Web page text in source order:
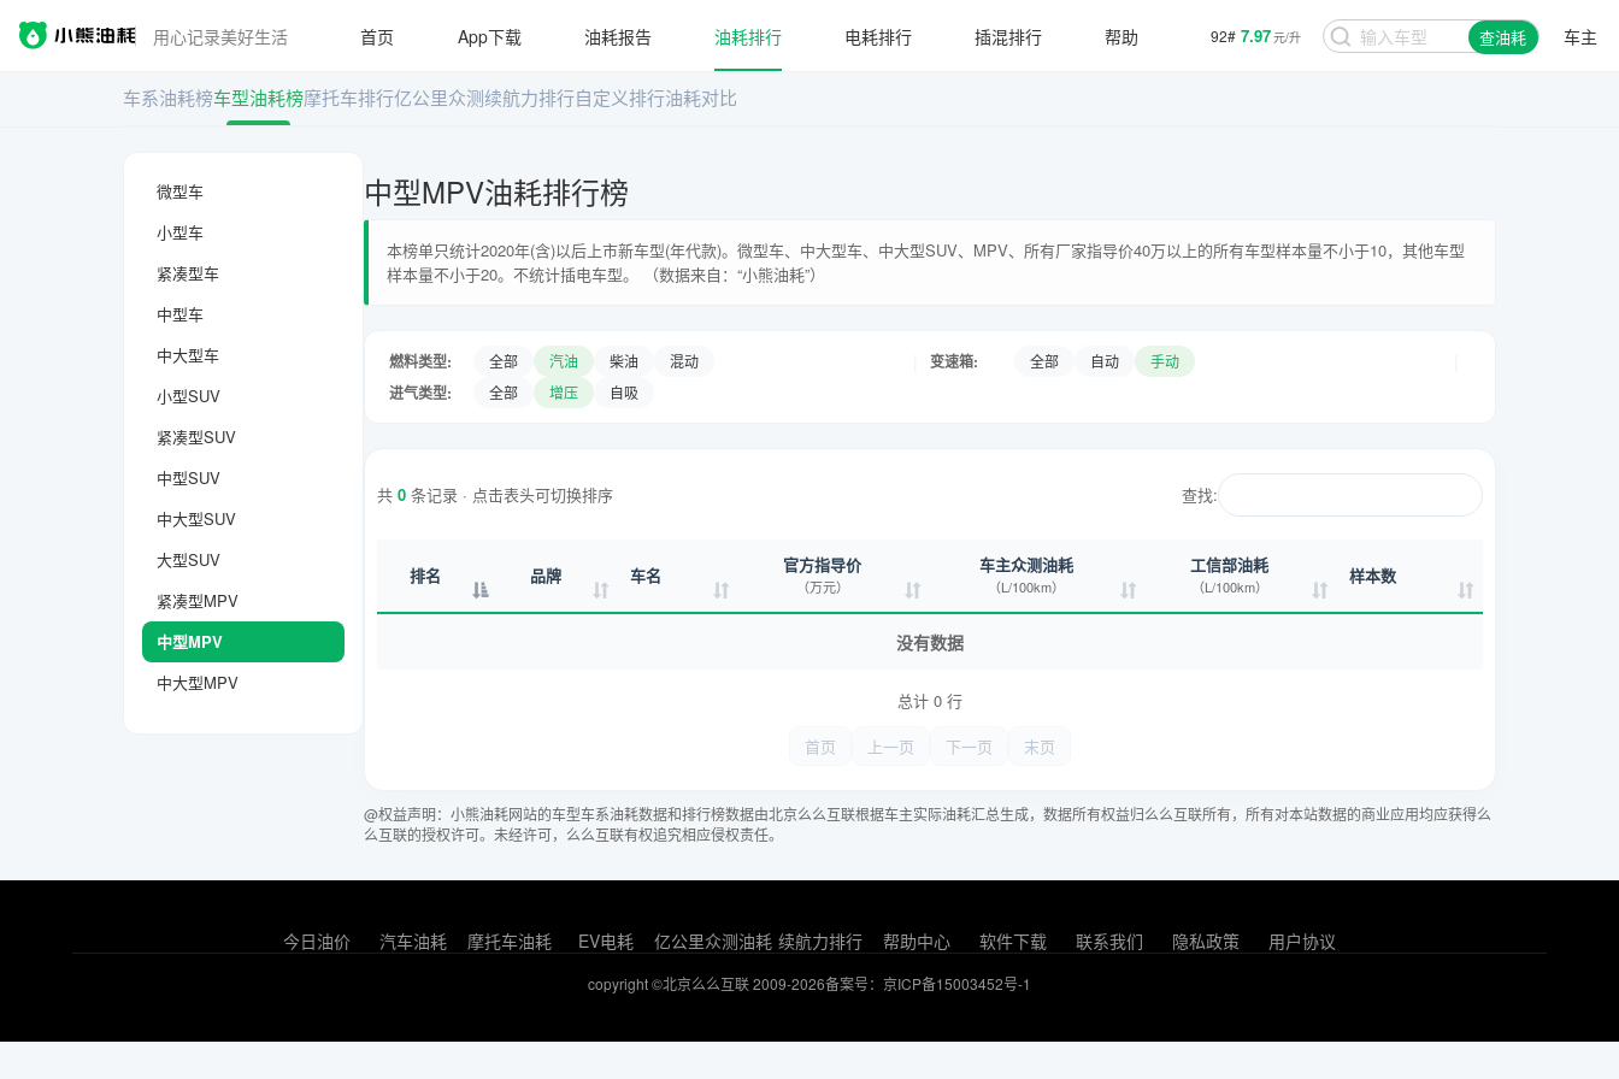
用心记录美好生活 92# 7.97元/升 查油耗 车主
首页 App下载 油耗报告 油耗排行 电耗排行 插混排行 帮助
车系油耗榜车型油耗榜摩托车排行亿公里众测续航力排行自定义排行油耗对比
微型车
小型车
紧凑型车
中型车
中大型车
小型SUV
紧凑型SUV
中型SUV
中大型SUV
大型SUV
紧凑型MPV
中型MPV
中大型MPV
中型MPV油耗排行榜
本榜单只统计2020年(含)以后上市新车型(年代款)。微型车、中大型车、中大型SUV、MPV、所有厂家指导价40万以上的所有车型样本量不小于10，其他车型
样本量不小于20。不统计插电车型。 （数据来自：“小熊油耗”）
燃料类型: 全部 汽油 柴油 混动 变速箱: 全部 自动 手动
进气类型: 全部 增压 自吸
共 0 条记录 · 点击表头可切换排序 查找:
排名 品牌 车名 官方指导价
（万元）
车主众测油耗
（L/100km）
工信部油耗
（L/100km） 样本数
没有数据
总计 0 行
首页
上一页 下一页 末页
@权益声明：小熊油耗网站的车型车系油耗数据和排行榜数据由北京么么互联根据车主实际油耗汇总生成，数据所有权益归么么互联所有，所有对本站数据的商业应用均应获得么
么互联的授权许可。未经许可，么么互联有权追究相应侵权责任。
今日油价 汽车油耗 摩托车油耗 EV电耗 亿公里众测油耗 续航力排行 帮助中心 软件下载 联系我们 隐私政策 用户协议
copyright ©北京么么互联 2009-2026备案号：京ICP备15003452号-1